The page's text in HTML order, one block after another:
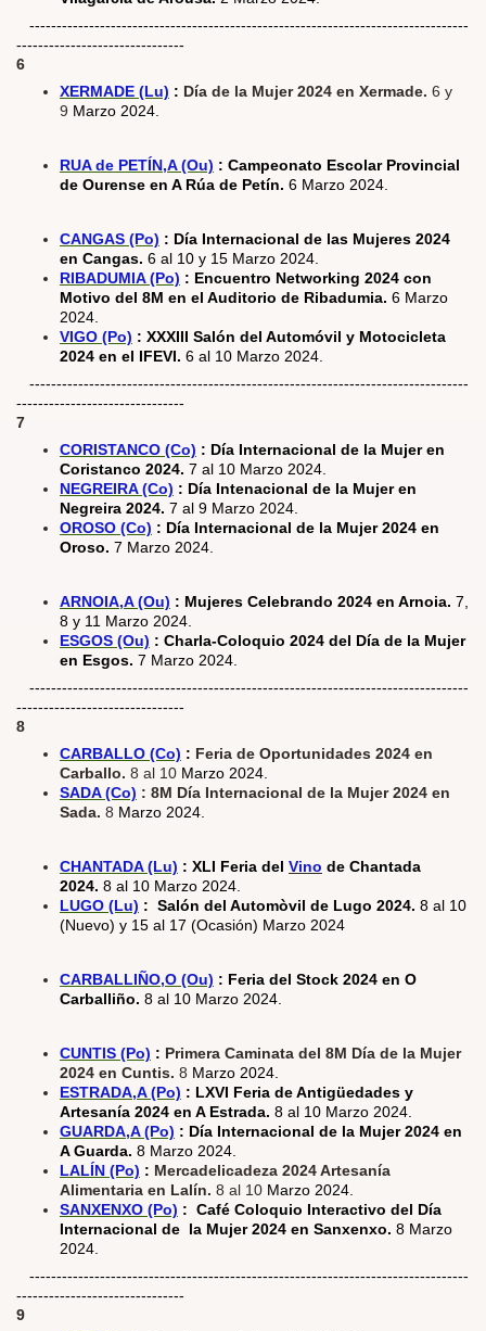
---------------------------------------------------------------------------------
-------------------------------
6
XERMADE (Lu) : Día de la Mujer 2024 en Xermade. 6 y
9 Marzo 2024.
RUA de PETÍN,A (Ou) : Campeonato Escolar Provincial
de Ourense en A Rúa de Petín. 6 Marzo 2024.
CANGAS (Po) : Día Internacional de las Mujeres 2024
en Cangas. 6 al 10 y 15 Marzo 2024.
RIBADUMIA (Po) : Encuentro Networking 2024 con
Motivo del 8M en el Auditorio de Ribadumia. 6 Marzo
2024.
VIGO (Po) : XXXIII Salón del Automóvil y Motocicleta
2024 en el IFEVI. 6 al 10 Marzo 2024.
---------------------------------------------------------------------------------
-------------------------------
7
CORISTANCO (Co) : Día Internacional de la Mujer en
Coristanco 2024. 7 al 10 Marzo 2024.
NEGREIRA (Co) : Día Intenacional de la Mujer en
Negreira 2024. 7 al 9 Marzo 2024.
OROSO (Co) : Día Internacional de la Mujer 2024 en
Oroso. 7 Marzo 2024.
ARNOIA,A (Ou) : Mujeres Celebrando 2024 en Arnoia. 7,
8 y 11 Marzo 2024.
ESGOS (Ou) : Charla-Coloquio 2024 del Día de la Mujer
en Esgos. 7 Marzo 2024.
---------------------------------------------------------------------------------
-------------------------------
8
CARBALLO (Co) : Feria de Oportunidades 2024 en
Carballo. 8 al 10 Marzo 2024.
SADA (Co) : 8M Día Internacional de la Mujer 2024 en
Sada. 8 Marzo 2024.
CHANTADA (Lu) : XLI Feria del Vino de Chantada
2024. 8 al 10 Marzo 2024.
LUGO (Lu) : Salón del Automòvil de Lugo 2024. 8 al 10
(Nuevo) y 15 al 17 (Ocasión) Marzo 2024
CARBALLIÑO,O (Ou) : Feria del Stock 2024 en O
Carballiño. 8 al 10 Marzo 2024.
CUNTIS (Po) : Primera Caminata del 8M Día de la Mujer
2024 en Cuntis. 8 Marzo 2024.
ESTRADA,A (Po) : LXVI Feria de Antigüedades y
Artesanía 2024 en A Estrada. 8 al 10 Marzo 2024.
GUARDA,A (Po) : Día Internacional de la Mujer 2024 en
A Guarda. 8 Marzo 2024.
LALÍN (Po) : Mercadelicadeza 2024 Artesanía
Alimentaria en Lalín. 8 al 10 Marzo 2024.
SANXENXO (Po) : Café Coloquio Interactivo del Día
Internacional de la Mujer 2024 en Sanxenxo. 8 Marzo
2024.
---------------------------------------------------------------------------------
-------------------------------
9